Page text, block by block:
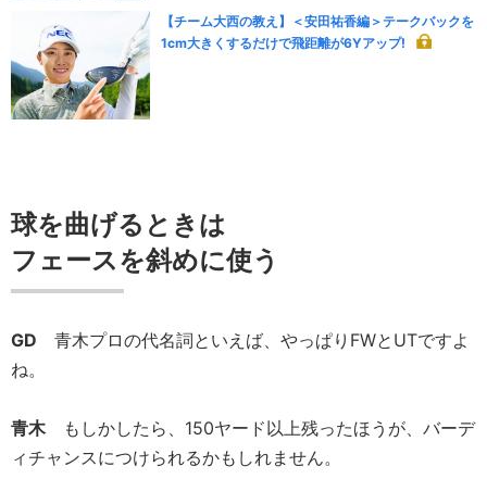
【チーム大西の教え】＜安田祐香編＞テークバックを
1cm大きくするだけで飛距離が6Yアップ!
球を曲げるときは
フェースを斜めに使う
GD 青木プロの代名詞といえば、やっぱりFWとUTですよ
ね。
青木もしかしたら、150ヤード以上残ったほうが、バーデ
ィチャンスにつけられるかもしれません。